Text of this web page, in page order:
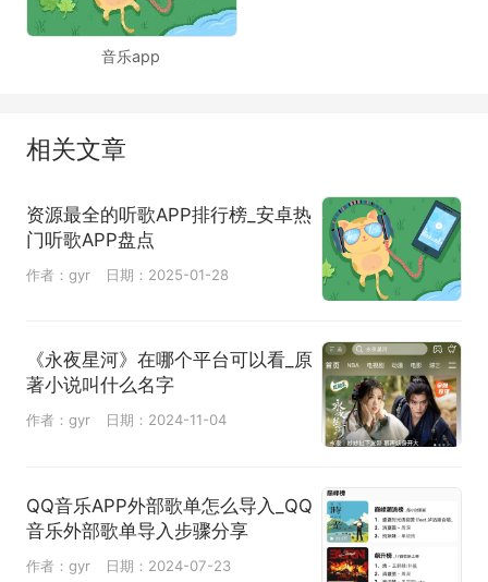
音乐app
相关文章
资源最全的听歌APP排行榜_安卓热
门听歌APP盘点
作者：gyr 日期：2025-01-28
《永夜星河》在哪个平台可以看_原
著小说叫什么名字
作者：gyr 日期：2024-11-04
QQ音乐APP外部歌单怎么导入_QQ
音乐外部歌单导入步骤分享
作者：gyr 日期：2024-07-23